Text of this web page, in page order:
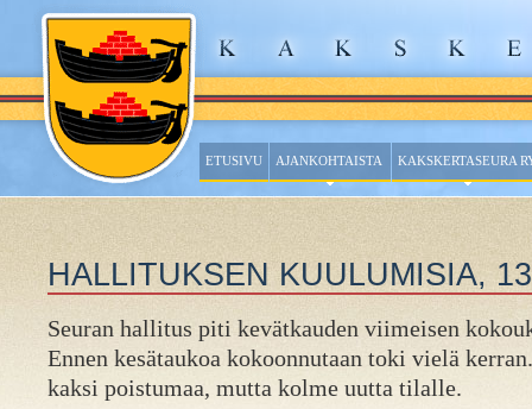
ETUSIVU AJANKOHTAISTA KAKSKERTASEURA
HALLITUKSEN KUULUMISIA,
Seuran hallitus piti kevätkauden viimeisen
Ennen kesätaukoa kokoonnutaan toki vielä
kaksi poistumaa, mutta kolme uutta tilalle.